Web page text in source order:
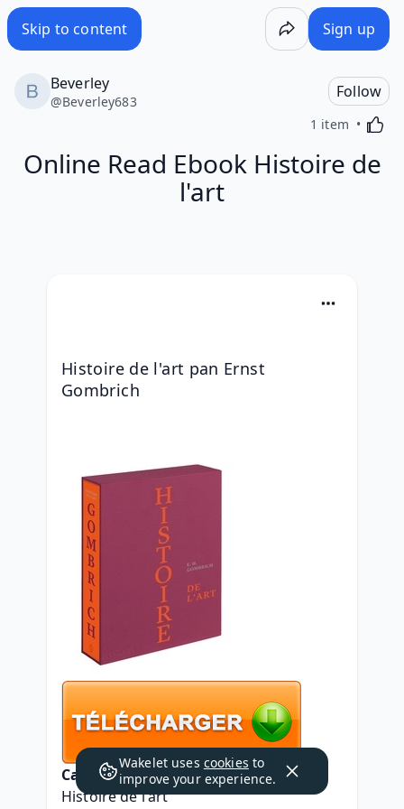
Skip to content Sign up
Beverley
@Beverley683
Follow
1 item
Online Read Ebook Histoire de
l'art
Histoire de l'art pan Ernst
Gombrich
Caractéristiques
Histoire de l'art
Wakelet uses cookies to
improve your experience.